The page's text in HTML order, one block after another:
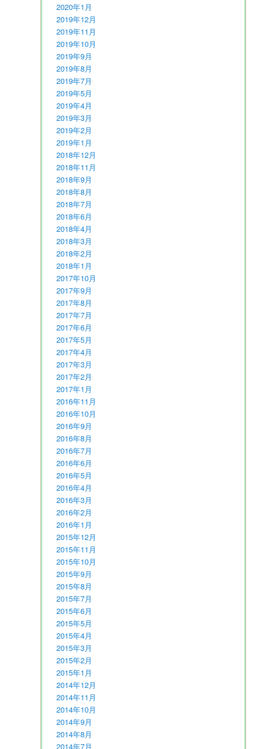
2020年1月
2019年12月
2019年11月
2019年10月
2019年9月
2019年8月
2019年7月
2019年5月
2019年4月
2019年3月
2019年2月
2019年1月
2018年12月
2018年11月
2018年9月
2018年8月
2018年7月
2018年6月
2018年4月
2018年3月
2018年2月
2018年1月
2017年10月
2017年9月
2017年8月
2017年7月
2017年6月
2017年5月
2017年4月
2017年3月
2017年2月
2017年1月
2016年11月
2016年10月
2016年9月
2016年8月
2016年7月
2016年6月
2016年5月
2016年4月
2016年3月
2016年2月
2016年1月
2015年12月
2015年11月
2015年10月
2015年9月
2015年8月
2015年7月
2015年6月
2015年5月
2015年4月
2015年3月
2015年2月
2015年1月
2014年12月
2014年11月
2014年10月
2014年9月
2014年8月
2014年7月